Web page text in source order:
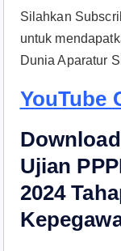
Silahkan
untuk
Dunia Aparatur
YouTube
Ujian
2024